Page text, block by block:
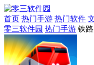
首页 热门手游 热门软件
零三软件园 热门手游 铁